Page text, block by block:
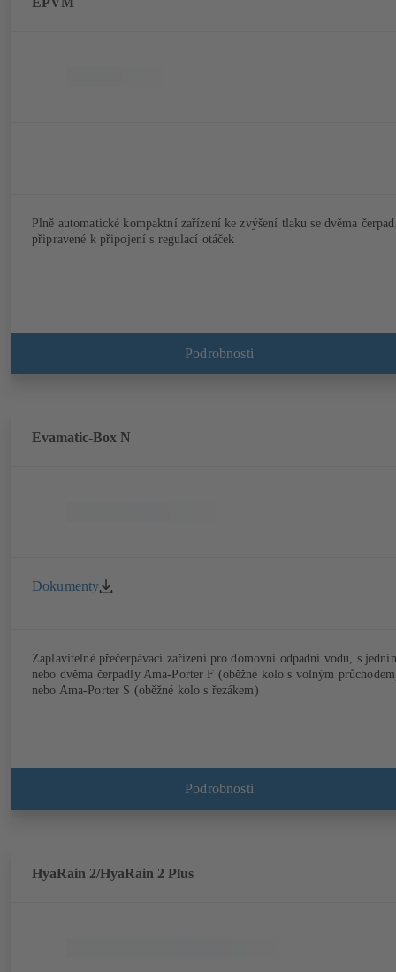
Plně automatické kompaktní zařízení ke zvýšení tlaku se dvěma
připravené k připojení s regulací otáček
Podrobnosti
Evamatic-Box N
Dokumenty
Zaplavitelné přečerpávací zařízení pro domovní odpadní vodu, s
nebo dvěma čerpadly Ama-Porter F (oběžné kolo s volným
nebo Ama-Porter S (oběžné kolo s řezákem)
Podrobnosti
HyaRain 2/HyaRain 2 Plus